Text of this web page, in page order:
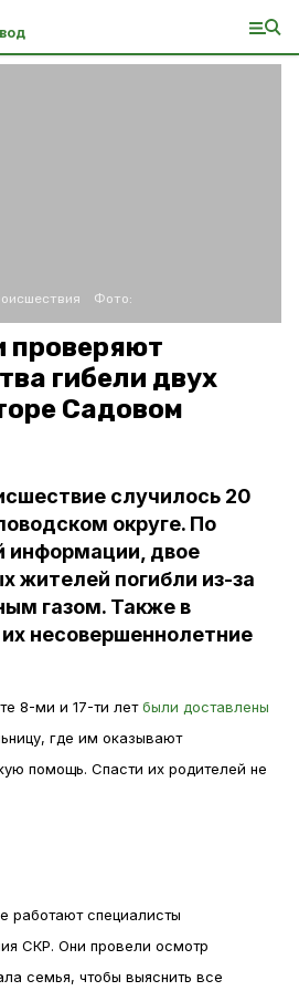
Фото:
проверяют
гибели двух
Садовом
случилось 20
округе. По
информации, двое
жителей погибли из-за
газом. Также в
несовершеннолетние
8-ми и 17-ти летбыли доставлены
где им оказывают
помощь. Спасти их родителей не
работают специалисты
СКР. Они провели осмотр
семья, чтобы выяснить все